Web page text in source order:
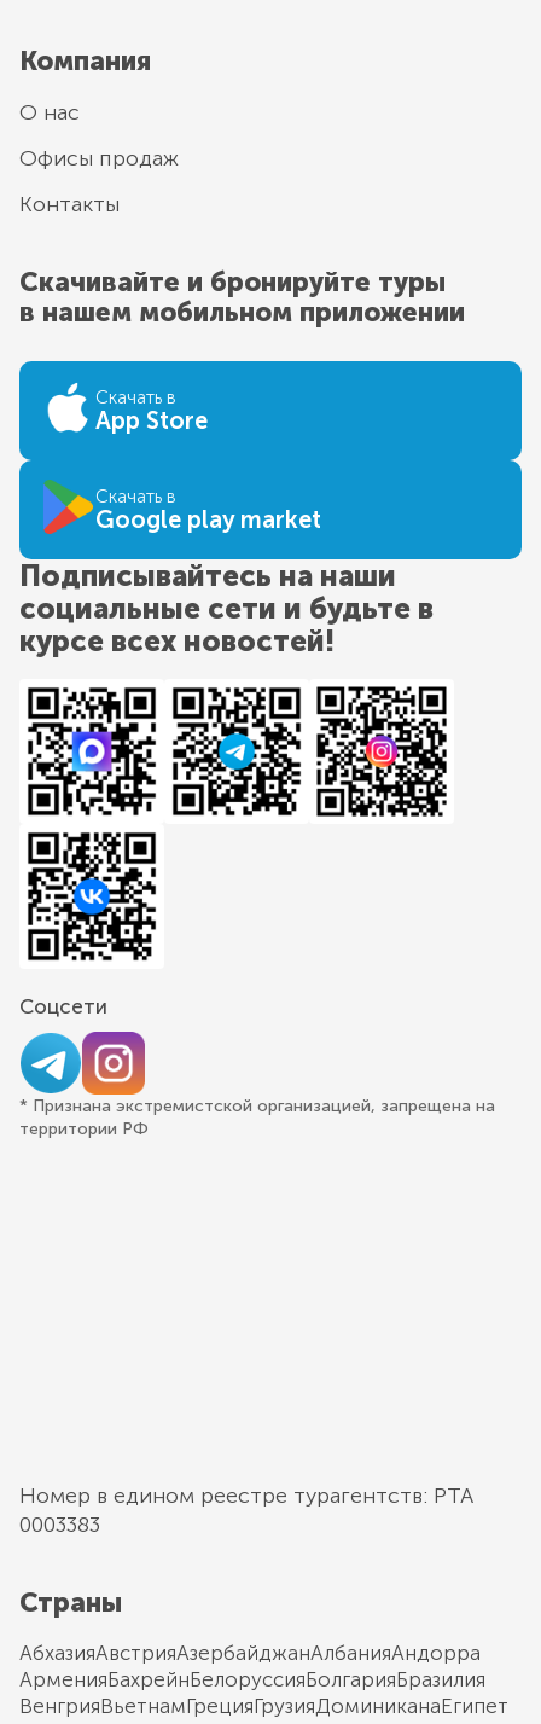
Компания
О нас
Офисы продаж
Контакты
Скачивайте и бронируйте туры
в нашем мобильном приложении
Скачать в
App Store
Скачать в
Google play market
Подписывайтесь на наши
социальные сети и будьте в
курсе всех новостей!
Соцсети
* Признана экстремистской организацией, запрещена на
территории РФ
Номер в едином реестре турагентств: РТА
0003383
Страны
АбхазияАвстрияАзербайджанАлбанияАндорра
АрменияБахрейнБелоруссияБолгарияБразилия
ВенгрияВьетнамГрецияГрузияДоминиканаЕгипет